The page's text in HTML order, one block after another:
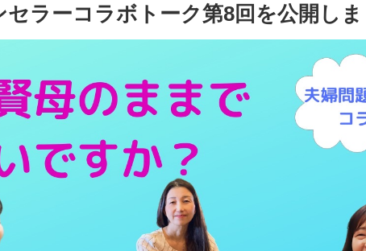
ラーコラボトーク第8回を公開しま